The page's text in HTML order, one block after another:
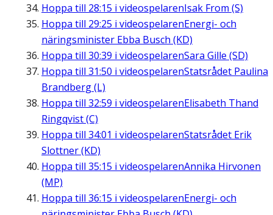
Hoppa till 28:15 i videospelarenIsak From (S)
Hoppa till 29:25 i videospelarenEnergi- och
näringsminister Ebba Busch (KD)
Hoppa till 30:39 i videospelarenSara Gille (SD)
Hoppa till 31:50 i videospelarenStatsrådet Paulina
Brandberg (L)
Hoppa till 32:59 i videospelarenElisabeth Thand
Ringqvist (C)
Hoppa till 34:01 i videospelarenStatsrådet Erik
Slottner (KD)
Hoppa till 35:15 i videospelarenAnnika Hirvonen
(MP)
Hoppa till 36:15 i videospelarenEnergi- och